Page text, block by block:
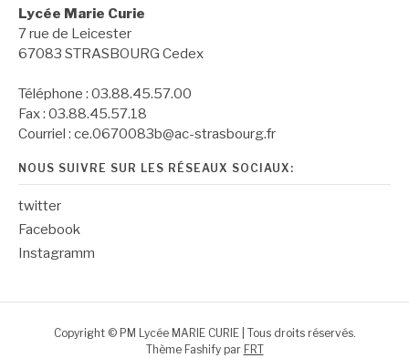
Lycée Marie Curie
7 rue de Leicester
67083 STRASBOURG Cedex
Téléphone : 03.88.45.57.00
Fax : 03.88.45.57.18
Courriel : ce.0670083b@ac-strasbourg.fr
NOUS SUIVRE SUR LES RÉSEAUX SOCIAUX:
twitter
Facebook
Instagramm
Copyright © PM Lycée MARIE CURIE | Tous droits réservés.
Thème Fashify par FRT